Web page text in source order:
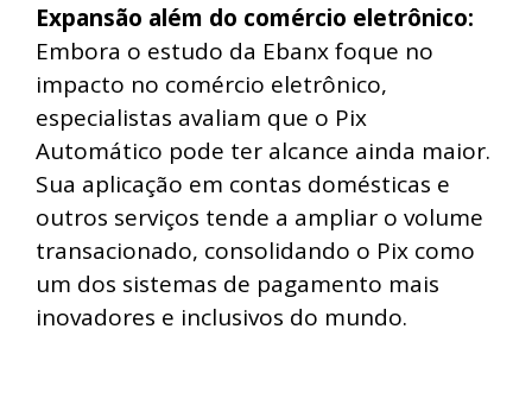
Expansão além do comércio eletrônico:
Embora o estudo da Ebanx foque no
impacto no comércio eletrônico,
especialistas avaliam que o Pix
Automático pode ter alcance ainda maior.
Sua aplicação em contas domésticas e
outros serviços tende a ampliar o volume
transacionado, consolidando o Pix como
um dos sistemas de pagamento mais
inovadores e inclusivos do mundo.